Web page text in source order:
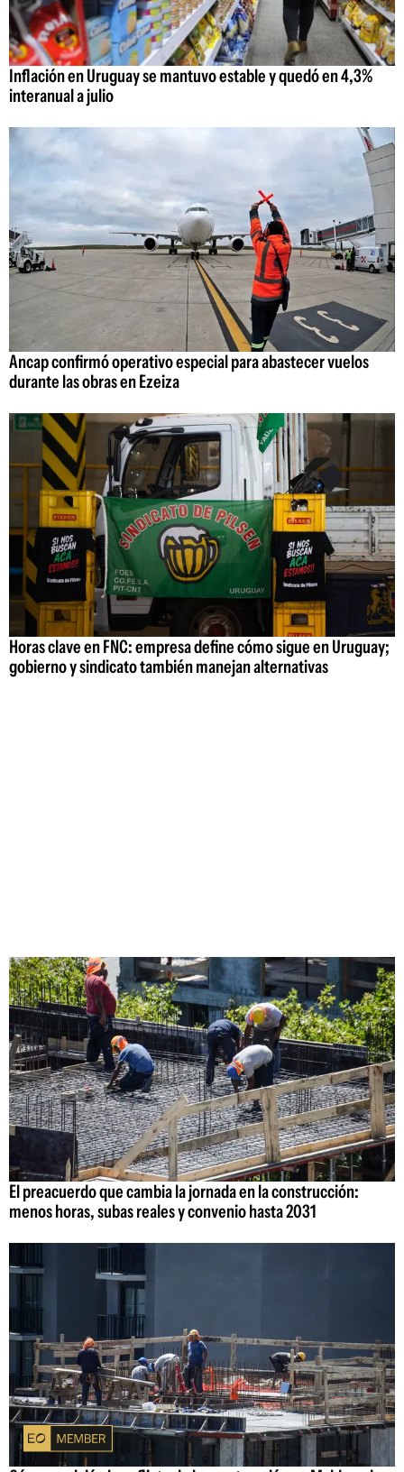
Inflación en Uruguay se mantuvo estable y quedó en 4,3%
interanual a julio
Ancap confirmó operativo especial para abastecer vuelos
durante las obras en Ezeiza
Horas clave en FNC: empresa define cómo sigue en Uruguay;
gobierno y sindicato también manejan alternativas
El preacuerdo que cambia la jornada en la construcción:
menos horas, subas reales y convenio hasta 2031